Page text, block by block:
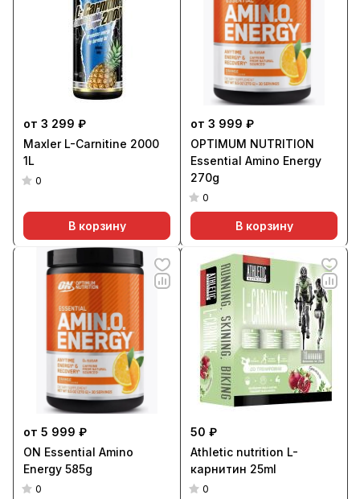
от 3 299 ₽
Maxler L-Carnitine 2000
1L
0
В корзину
от 3 999 ₽
OPTIMUM NUTRITION
Essential Amino Energy
270g
0
В корзину
от 5 999 ₽
ON Essential Amino
Energy 585g
0
50 ₽
Athletic nutrition L-
карнитин 25ml
0